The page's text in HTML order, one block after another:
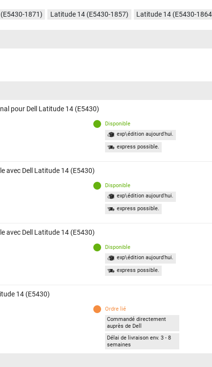
1871) Latitude 14 (E5430-1857)
Latitude 14 (E5430-
pour Dell Latitude 14 (E5430)
Disponible
exp\édition aujourd'hui.
express possible.
avec Dell Latitude 14 (E5430)
Disponible
exp\édition aujourd'hui.
express possible.
avec Dell Latitude 14 (E5430)
Disponible
exp\édition aujourd'hui.
express possible.
14 (E5430)
Ordre lié
Commandé directement
auprès de Dell
Délai de livraison env. 3 - 8
semaines